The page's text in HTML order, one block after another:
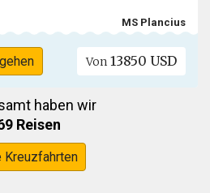
MS Plancius
Von 13850 USD
haben wir
Reisen
Kreuzfahrten